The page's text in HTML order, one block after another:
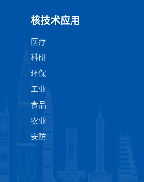
核技术应用
医疗
科研
环保
工业
食品
农业
安防